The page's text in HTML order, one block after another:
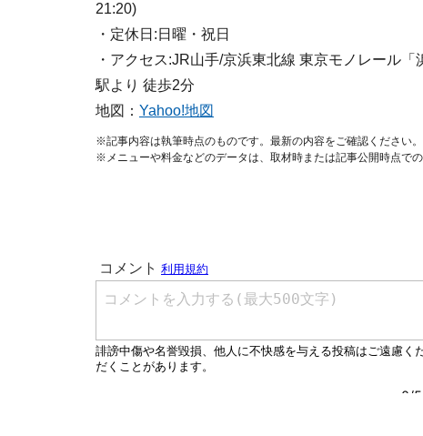
21:20)
・定休日:日曜・祝日
・アクセス:JR山手/京浜東北線 東京モノレール
駅より 徒歩2分
地図： Yahoo!地図
※記事内容は執筆時点のものです。最新の内容をご確認ください。
※メニューや料金などのデータは、取材時または記事公開時点での